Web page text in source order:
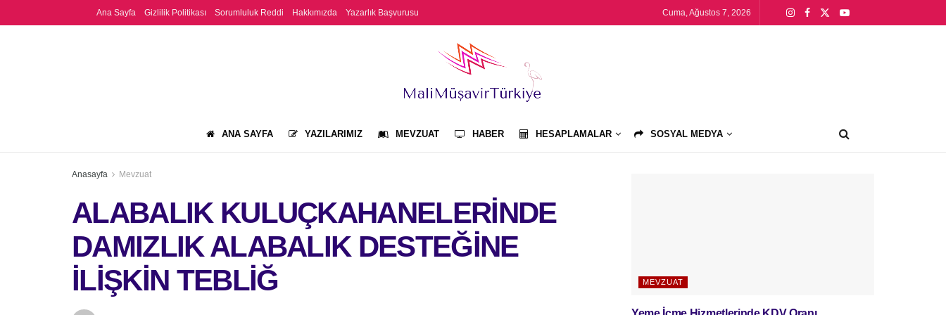
Ana Sayfa Gizlilik Politikası Sorumluluk Reddi Hakkımızda Yazarlık Başvurusu Cuma, Ağustos 7, 2026
ANA SAYFA YAZILARIMIZ MEVZUAT HABER HESAPLAMALAR SOSYAL MEDYA
Anasayfa Mevzuat
ALABALIK KULUÇKAHANELERİNDE
DAMIZLIK ALABALIK DESTEĞİNE
İLİŞKİN TEBLİĞ
MEVZUAT